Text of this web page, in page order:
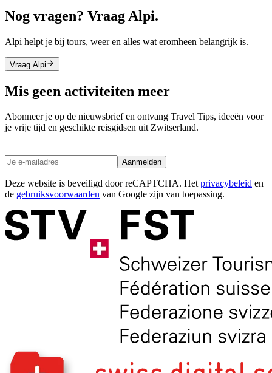
Nog vragen? Vraag Alpi.
Alpi helpt je bij tours, weer en alles wat eromheen belangrijk is.
Vraag Alpi
Mis geen activiteiten meer
Abonneer je op de nieuwsbrief en ontvang Travel Tips, ideeën voor
je vrije tijd en geschikte reisgidsen uit Zwitserland.
Aanmelden
Deze website is beveiligd door reCAPTCHA. Hetprivacybeleid en
de gebruiksvoorwaarden van Google zijn van toepassing.